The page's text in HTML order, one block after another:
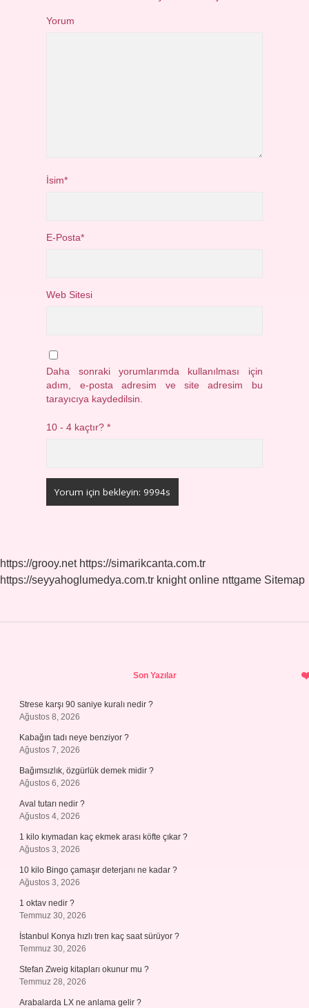
Yorum
İsim*
E-Posta*
Web Sitesi
Daha sonraki yorumlarımda kullanılması için
adım, e-posta adresim ve site adresim bu
tarayıcıya kaydedilsin.
10 - 4 kaçtır?*
https://grooy.net https://simarikcanta.com.tr
https://seyyahoglumedya.com.tr knight online nttgame Sitemap
Son Yazılar
Strese karşı 90 saniye kuralı nedir ?
Ağustos 8, 2026
Kabağın tadı neye benziyor ?
Ağustos 7, 2026
Bağımsızlık, özgürlük demek midir ?
Ağustos 6, 2026
Aval tutarı nedir ?
Ağustos 4, 2026
1 kilo kıymadan kaç ekmek arası köfte çıkar ?
Ağustos 3, 2026
10 kilo Bingo çamaşır deterjanı ne kadar ?
Ağustos 3, 2026
1 oktav nedir ?
Temmuz 30, 2026
İstanbul Konya hızlı tren kaç saat sürüyor ?
Temmuz 30, 2026
Stefan Zweig kitapları okunur mu ?
Temmuz 28, 2026
Arabalarda LX ne anlama gelir ?